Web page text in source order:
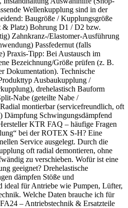
Wellenkupplung sind in der
Baugröße / Kupplungsgröße
& Platz) Bohrung D1 / D2 bzw.
Zahnkranz-/Elastomer-Ausführung
Passfedernut (falls
Praxis-Tipp: Bei Austausch im
Bezeichnung/Größe prüfen (z. B.
Dokumentation). Technische
Ausbaukupplung /
drehelastisch Bauform
Nabe (geteilte Nabe /
montierbar (servicefreundlich, oft
Dämpfung Schwingungsdämpfend
KTR FAQ – häufige Fragen
bei der ROTEX S-H? Eine
Service ausgelegt. Durch die
oft radial demontieren, ohne
zu verschieben. Wofür ist eine
geeignet? Drehelastische
dämpfen Stöße und
ideal für Antriebe wie Pumpen, Lüfter,
Welche Daten brauche ich für
– Antriebstechnik & Ersatzteile